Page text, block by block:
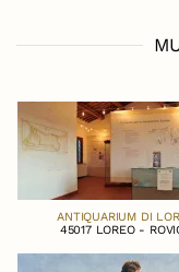
ANTIQUARIUM DI
45017 LOREO -